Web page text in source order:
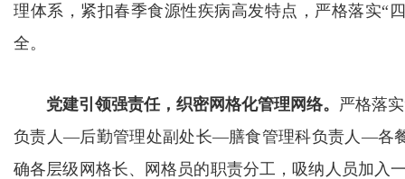
理体系，紧扣春季食源性疾病高发特点，严格落实“
全。
党建引领强责任，织密网格化管理网络。 严格落
负责人—后勤管理处副处长—膳食管理科负责人—各
确各层级网格长、网格员的职责分工，吸纳人员加入